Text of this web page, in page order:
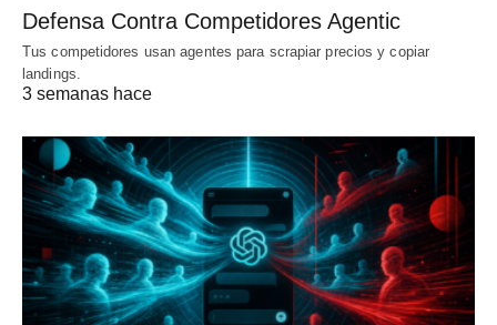
Defensa Contra Competidores Agentic
Tus competidores usan agentes para scrapiar precios y copiar
landings.
3 semanas hace